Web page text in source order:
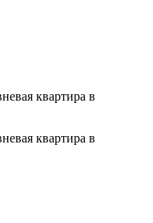
квартира в
квартира в